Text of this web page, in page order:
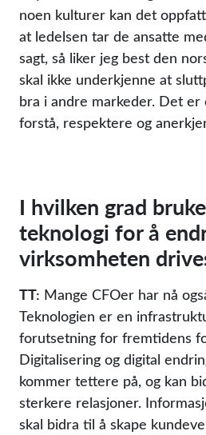
noen kulturer kan det
at ledelsen tar de ansatte
sagt, så liker jeg best den
skal ikke underkjenne at
bra i andre markeder. Det er
forstå, respektere og
I hvilken grad
teknologi for å
virksomheten
TT: Mange CFOer har nå
Teknologien er en
forutsetning for fremtidens
Digitalisering og digital
kommer tettere på, og kan
sterkere relasjoner.
skal bidra til å skape